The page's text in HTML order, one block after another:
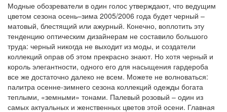
Модные обозреватели в один голос утверждают, что ведущим
цветом сезона осень–зима 2005/2006 года будет черный –
матовый, блестящий или ажурный. Конечно, воплотить эту
тенденцию оптическим дизайнерам не составило большого
труда: черный никогда не выходит из моды, и создатели
коллекций оправ об этом прекрасно знают. Но хотя черный и
король элегантности, одного его для насыщения гардероба
все же достаточно далеко не всем. Можете не волноваться:
палитра осенне-зимнего сезона коллекций одежды богата
теплыми, «земными» тонами. Палевый розовый – один из
самых актуальных и женственных цветов этой осени. Главная